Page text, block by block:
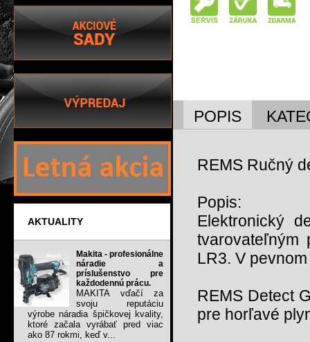
AKTUALITY
Makita - profesionálne
náradie a
príslušenstvo pre
každodennú prácu.
MAKITA vďačí za
svoju reputáciu
výrobe náradia špičkovej kvality,
ktoré začala vyrábať pred viac
ako 87 rokmi, keď v...
POPIS
REMS Ručný
Popis:
Elektronický
tvarovateľným
LR3. V
REMS Detect
pre horľavé